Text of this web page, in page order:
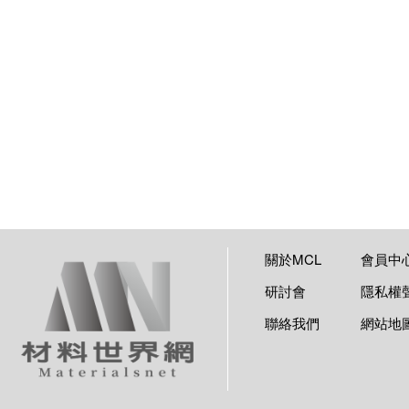
關於MCL
會員中
研討會
隱私權
聯絡我們
網站地